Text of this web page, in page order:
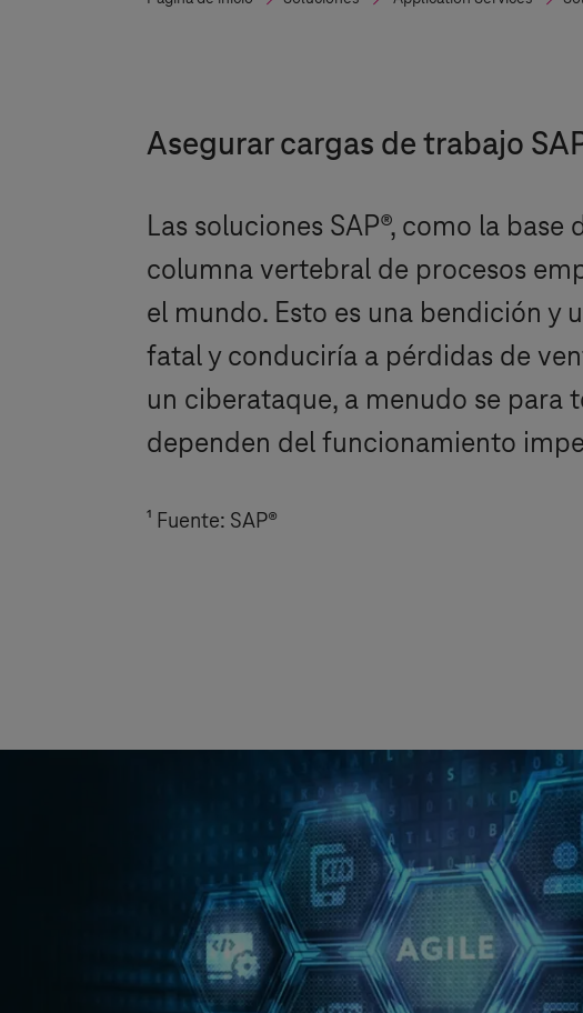
Asegurar cargas de trabajo
Las soluciones SAP®, como la base
columna vertebral de procesos
el mundo. Esto es una bendición y
fatal y conduciría a pérdidas de
un ciberataque, a menudo se para
dependen del funcionamiento
¹ Fuente: SAP®